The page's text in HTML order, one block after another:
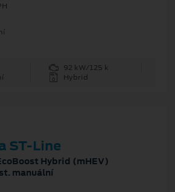
92 kW/125 k
Hybrid
ST-Line
Hybrid (mHEV)
manuální